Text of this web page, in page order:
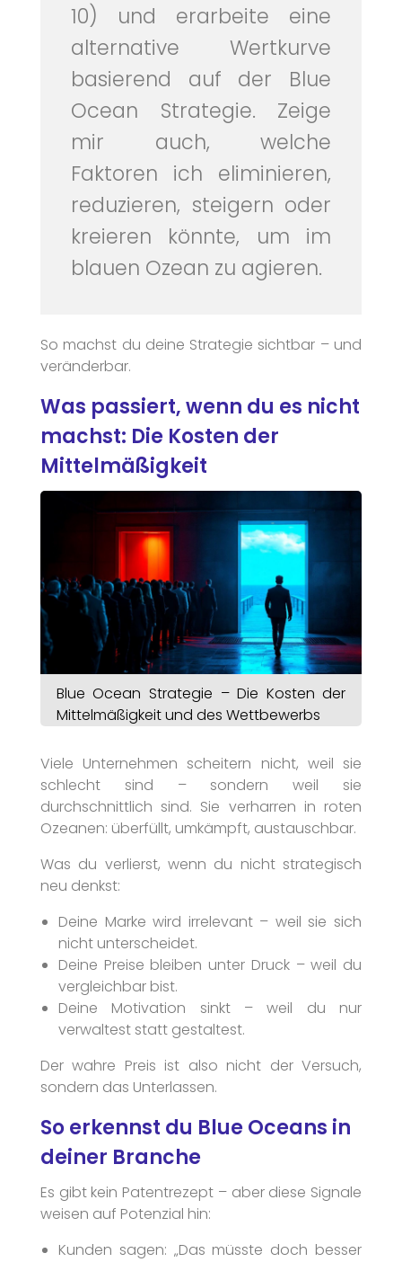
10) und erarbeite eine
alternative Wertkurve
basierend auf der Blue
Ocean Strategie. Zeige
mir auch, welche
Faktoren ich eliminieren,
reduzieren, steigern oder
kreieren könnte, um im
blauen Ozean zu agieren.
So machst du deine Strategie sichtbar – und
veränderbar.
Was passiert, wenn du es nicht
machst: Die Kosten der
Mittelmäßigkeit
Blue Ocean Strategie – Die Kosten der
Mittelmäßigkeit und des Wettbewerbs
Viele Unternehmen scheitern nicht, weil sie
schlecht sind – sondern weil sie
durchschnittlich sind. Sie verharren in roten
Ozeanen: überfüllt, umkämpft, austauschbar.
Was du verlierst, wenn du nicht strategisch
neu denkst:
Deine Marke wird irrelevant – weil sie sich
nicht unterscheidet.
Deine Preise bleiben unter Druck – weil du
vergleichbar bist.
Deine Motivation sinkt – weil du nur
verwaltest statt gestaltest.
Der wahre Preis ist also nicht der Versuch,
sondern das Unterlassen.
So erkennst du Blue Oceans in
deiner Branche
Es gibt kein Patentrezept – aber diese Signale
weisen auf Potenzial hin:
Kunden sagen: „Das müsste doch besser